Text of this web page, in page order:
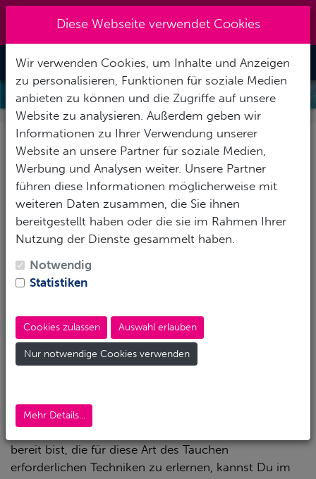
info@tauchzentrale.de
Toggle
SPEZIALKURS SOLOTAUCHEN
Spezialkurs Solotauchen
Independent Diving ist sicheres
Tauchen, unabhängig von einem
Tauchpartner.
Mit einer fundierten Ausbildung, der richtigen
Einstellung und der erforderlichen Ausrüstung, kann
ein erfahrener Taucher auf verantwortliche Weise
Das Tauchen ohne Buddy birgt gewisse zusätzliche
Risiken, die erst ab einem bestimmten
Erfahrungslevel in Frage kommen und nicht für jeden
geeignet sind, aber auch diese Art des Tauchens hat
oder bei kleinen Bergungseinsätzen.
bereit bist, die für diese Art des Tauchen
erforderlichen Techniken zu erlernen, kannst Du im
Diese Webseite verwendet Cookies
Wir verwenden Cookies, um Inhalte und Anzeigen
zu personalisieren, Funktionen für soziale Medien
anbieten zu können und die Zugriffe auf unsere
Website zu analysieren. Außerdem geben wir
Informationen zu Ihrer Verwendung unserer
Website an unsere Partner für soziale Medien,
Werbung und Analysen weiter. Unsere Partner
führen diese Informationen möglicherweise mit
weiteren Daten zusammen, die Sie ihnen
bereitgestellt haben oder die sie im Rahmen Ihrer
Nutzung der Dienste gesammelt haben.
Notwendig
Statistiken
Cookies zulassen Auswahl erlauben
Nur notwendige Cookies verwenden
Mehr Details...